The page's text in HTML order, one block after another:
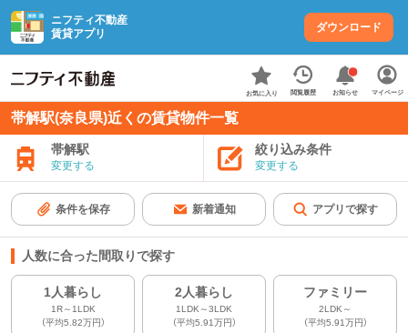
ニフティ不動産
賃貸アプリ
ダウンロード
お気に入り 閲覧履歴 お知らせ マイページ
帯解駅(奈良県)近くの賃貸物件一覧
帯解駅
変更する
絞り込み条件
変更する
条件を保存 新着通知 アプリで探す
人数に合った間取りで探す
1人暮らし
1R～1LDK
（平均5.82万円）
2人暮らし
1LDK～3LDK
（平均5.91万円）
ファミリー
2LDK～
（平均5.91万円）